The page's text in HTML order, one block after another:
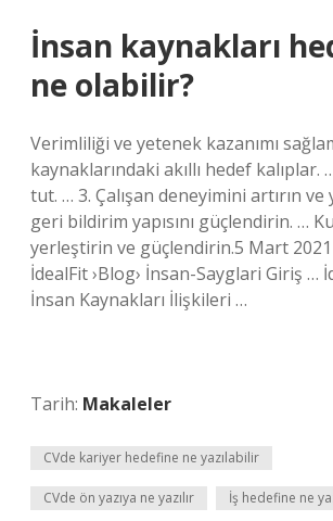
İnsan kaynakları
ne olabilir?
Verimliliği ve yetenek kazanımı
kaynaklarındaki akıllı hedef
tut. … 3. Çalışan deneyimini artırın
geri bildirim yapısını güçlendirin. …
yerleştirin ve güçlendirin.5 Mart 2021
İdealFit ›Blog› İnsan-Sayglari Giriş …
İnsan Kaynakları İlişkileri …
Tarih: Makaleler
CVde kariyer hedefine ne yazılabilir
CVde ön yazıya ne yazılır İş hedefine ne